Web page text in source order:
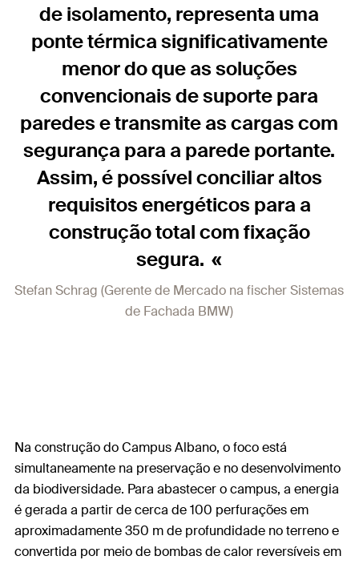
de isolamento, representa uma
ponte térmica significativamente
menor do que as soluções
convencionais de suporte para
paredes e transmite as cargas com
segurança para a parede portante.
Assim, é possível conciliar altos
requisitos energéticos para a
construção total com fixação
segura.
Stefan Schrag (Gerente de Mercado na fischer Sistemas
de Fachada BMW)
Na construção do Campus Albano, o foco está
simultaneamente na preservação e no desenvolvimento
da biodiversidade. Para abastecer o campus, a energia
é gerada a partir de cerca de 100 perfurações em
aproximadamente 350 m de profundidade no terreno e
convertida por meio de bombas de calor reversíveis em